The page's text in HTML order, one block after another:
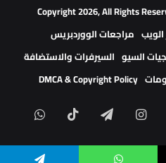
مراجعات الووردبريس
السيرفرات والاستضافة
DMCA & Copyright Policy
انستقرامتيلقرام ‫TikTok